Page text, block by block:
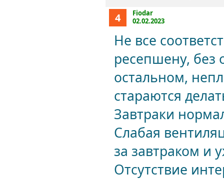
4
Fiodar
02.02.2023
Не все
ресепшену, без
остальном,
стараются
Завтраки
Слабая
за завтраком и
Отсутствие